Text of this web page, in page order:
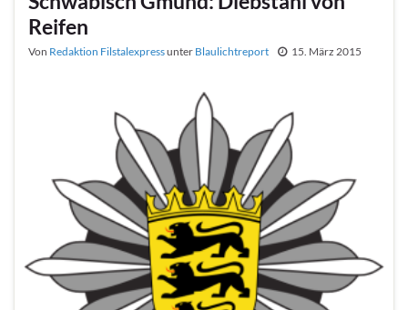
Reifen
Von Redaktion Filstalexpressunter Blaulichtreport 15. März 2015